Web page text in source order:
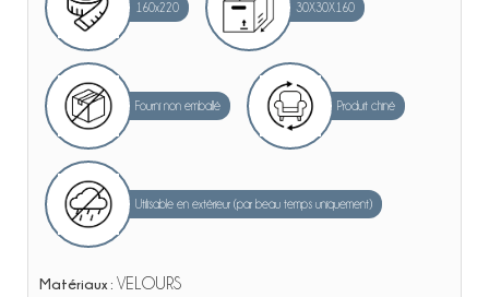
160x220 30X30X160
Fourni non emballé Produit chiné
Utilisable en extérieur (par beau temps uniquement)
Matériaux : VELOURS